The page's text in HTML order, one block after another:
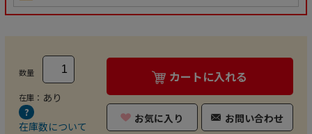
数量
在庫： あり
在庫数について
カートに入れる
お気に入り お問い合わせ